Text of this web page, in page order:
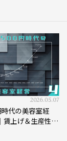
2026.05.07
代の美容室経
上げ＆生産性向
賢い助成金活用